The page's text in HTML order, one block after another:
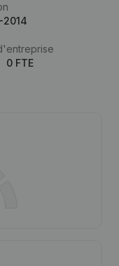
0 FTE